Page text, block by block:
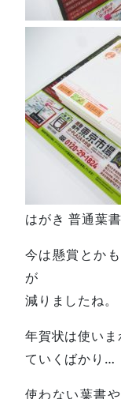
はがき 普通葉
今は懸賞とか
が
減りましたね。
年賀状は使い
ていくばかり…
使わない葉書